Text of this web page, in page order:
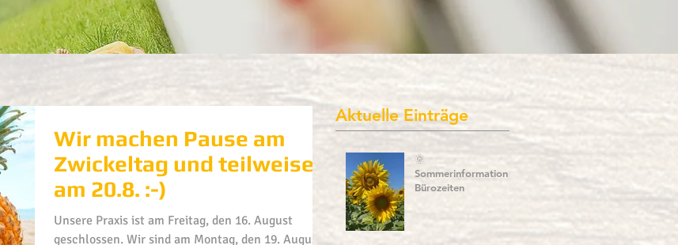
Wir machen Pause am
Zwickeltag und teilweise
am 20.8. :-)
Unsere Praxis ist am Freitag, den 16. August
geschlossen. Wir sind am Montag, den 19. August
Aktuelle Einträge
🌞
Sommerinformation –
Bürozeiten